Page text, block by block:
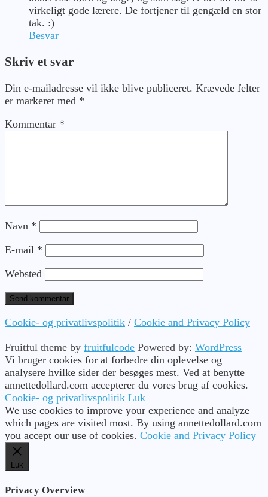
virkeligt gode lærere. De fortjener til gengæld en stor
tak. :)
Besvar
Skriv et svar
Din e-mailadresse vil ikke blive publiceret. Krævede felter
er markeret med *
Kommentar *
Navn *
E-mail *
Websted
Cookie- og privatlivspolitik / Cookie and Privacy Policy
Fruitful theme by fruitfulcode Powered by: WordPress
Vi bruger cookies for at forbedre din oplevelse og
analysere hvilke sider der besøges mest. Ved at benytte
annettedollard.com accepterer du vores brug af cookies.
Cookie- og privatlivspolitik Luk
We use cookies to improve your experience and analyze
which pages are visited most. By using annettedollard.com
you accept our use of cookies. Cookie and Privacy Policy
Luk
Privacy Overview